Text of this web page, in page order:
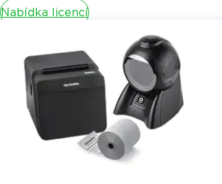
Nabídka licencí